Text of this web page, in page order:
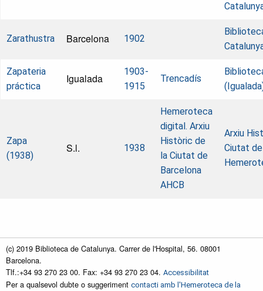
Zarathustra Barcelona 1902
Zapateria
práctica
Igualada
1903-
1915
Trencadís
Zapa
(1938)
S.l. 1938
Hemeroteca
digital. Arxiu
Històric de
la Ciutat de
Barcelona
AHCB
Arxiu
Ciutat
(c) 2019 Biblioteca de Catalunya. Carrer de l'Hospital, 56. 08001
Barcelona.
Tlf.:+34 93 270 23 00. Fax: +34 93 270 23 04. Accessibilitat
Per a qualsevol dubte o suggeriment contacti amb l'Hemeroteca de la